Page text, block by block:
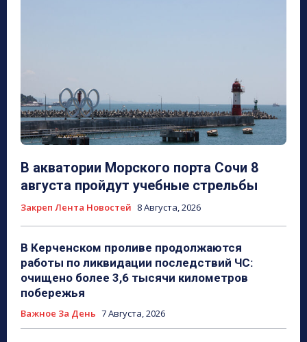
В акватории Морского порта Сочи 8
августа пройдут учебные стрельбы
Закреп Лента Новостей 8 Августа, 2026
В Керченском проливе продолжаются
работы по ликвидации последствий ЧС:
очищено более 3,6 тысячи километров
побережья
Важное За День 7 Августа, 2026